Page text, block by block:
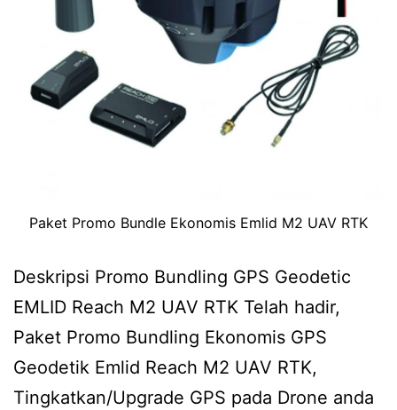
Paket Promo Bundle Ekonomis Emlid M2 UAV RTK
Deskripsi Promo Bundling GPS Geodetic
EMLID Reach M2 UAV RTK Telah hadir,
Paket Promo Bundling Ekonomis GPS
Geodetik Emlid Reach M2 UAV RTK,
Tingkatkan/Upgrade GPS pada Drone anda